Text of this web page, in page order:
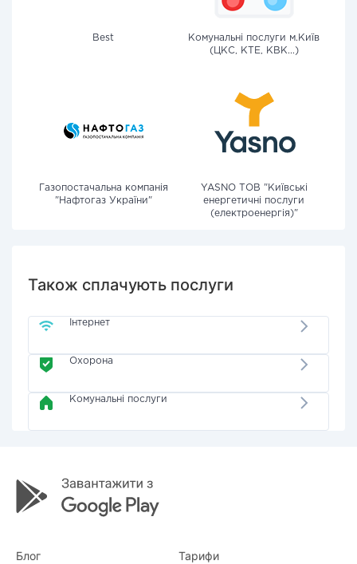
Best
Комунальні послуги м.Київ
(ЦКС, КТЕ, КВК...)
Газопостачальна компанія
"Нафтогаз України"
YASNO ТОВ "Київські
енергетичні послуги
(електроенергія)"
Також сплачують послуги
Інтернет
Охорона
Комунальні послуги
Блог Тарифи